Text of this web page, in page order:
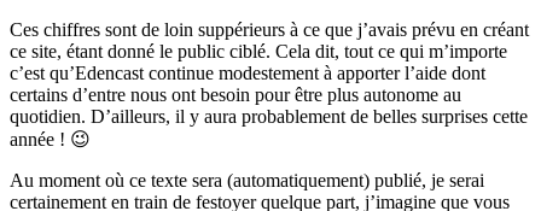
Ces chiffres sont de loin suppérieurs à ce que j’avais prévu en créant
ce site, étant donné le public ciblé. Cela dit, tout ce qui m’importe
c’est qu’Edencast continue modestement à apporter l’aide dont
certains d’entre nous ont besoin pour être plus autonome au
quotidien. D’ailleurs, il y aura probablement de belles surprises cette
année ! 😉
Au moment où ce texte sera (automatiquement) publié, je serai
certainement en train de festoyer quelque part, j’imagine que vous